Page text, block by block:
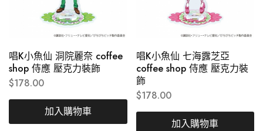
唱K小魚仙 洞院麗奈 coffee
shop 侍應 壓克力裝飾
$178.00
加入購物車
唱K小魚仙 七海露芝亞
coffee shop 侍應 壓克力裝
飾
$178.00
加入購物車